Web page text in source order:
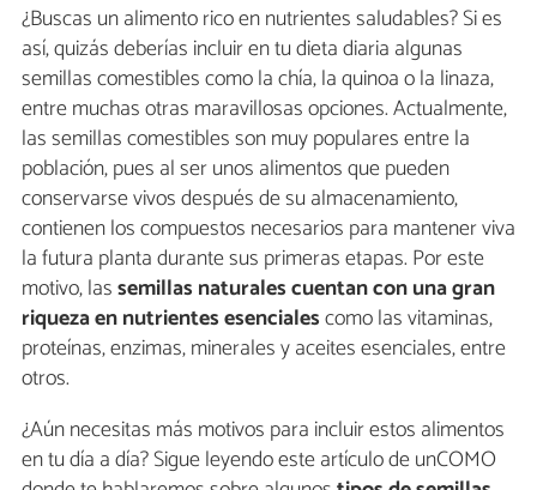
¿Buscas un alimento rico en nutrientes saludables? Si es
así, quizás deberías incluir en tu dieta diaria algunas
semillas comestibles como la chía, la quinoa o la linaza,
entre muchas otras maravillosas opciones. Actualmente,
las semillas comestibles son muy populares entre la
población, pues al ser unos alimentos que pueden
conservarse vivos después de su almacenamiento,
contienen los compuestos necesarios para mantener viva
la futura planta durante sus primeras etapas. Por este
motivo, lassemillas naturales cuentan con una gran
riqueza en nutrientes esencialescomo las vitaminas,
proteínas, enzimas, minerales y aceites esenciales, entre
otros.
¿Aún necesitas más motivos para incluir estos alimentos
en tu día a día? Sigue leyendo este artículo de unCOMO